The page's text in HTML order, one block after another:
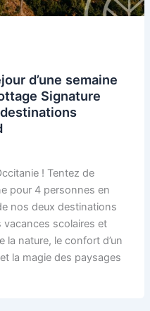
d’une semaine
Signature
! Tentez de
pour 4 personnes en
nos deux destinations
vacances scolaires et
la nature, le confort d’un
la magie des paysages